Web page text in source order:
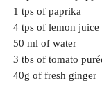
1 tps of paprika
4 tps of lemon juice
50 ml of water
3 tbs of tomato
40g of fresh ginger